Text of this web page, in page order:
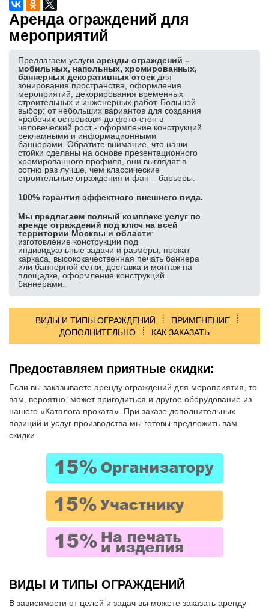
Аренда фотозоны
Аренда ресепшн
Аренда указателей
Аренда трибуны
Баннерные стенды
Аренда ширм
Аренда ковролина, травы
Аренда буклетницы
Лототрон в аренду
Аренда декораций
Аренда подиума
ПОПУЛЯРНЫЕ ИЗДЕЛИЯ:
Изготовление задников
Буквы, вывески, логотипы
Объемные кубы
Изготовление табличек
Изготовление подиумов
УСЛУГИ ОФОРМЛЕНИЯ:
Широкоформатная печать и изделия
Оформление мероприятия баннерами
Оформление конференций
Оформление выставочного стенда
Оформление президиума
Оформление зоны регистрации
Декор и декорирование
УДОБНЫЕ ПОДБОРКИ:
Аренда для конференций и семинаров
Аренда выставочного оборудования
Аренда стендов
Аренда стоек
Аренда тумб
Аренда мобильного оборудования
Аренда ограждений для
мероприятий
Предлагаем услуги аренды ограждений –
мобильных, напольных, хромированных,
баннерных декоративных стоек для
зонирования пространства, оформления
мероприятий, декорирования временных
строительных и инженерных работ. Большой
выбор: от небольших вариантов для создания
«рабочих островков» до фото-стен в
человеческий рост - оформление конструкций
рекламными и информационными
баннерами. Обратите внимание, что наши
стойки сделаны на основе презентационного
хромированного профиля, они выглядят в
сотню раз лучше, чем классические
строительные ограждения и фан – барьеры.
100% гарантия эффектного внешнего вида.
Мы предлагаем полный комплекс услуг по
аренде ограждений под ключ на всей
территории Москвы и области:
изготовление конструкции под
индивидуальные задачи и размеры, прокат
каркаса, высококачественная печать баннера
или баннерной сетки, доставка и монтаж на
площадке, оформление конструкций
баннерами.
ВИДЫ И ТИПЫ ОГРАЖДЕНИЙ
ПРИМЕНЕНИЕ
ДОПОЛНИТЕЛЬНО
КАК ЗАКАЗАТЬ
Предоставляем приятные скидки:
Если вы заказываете аренду ограждений для мероприятия, то
вам, вероятно, может пригодиться и другое оборудование из
нашего «Каталога проката». При заказе дополнительных
позиций и услуг производства мы готовы предложить вам
скидки.
ВИДЫ И ТИПЫ ОГРАЖДЕНИЙ
В зависимости от целей и задач вы можете заказать аренду